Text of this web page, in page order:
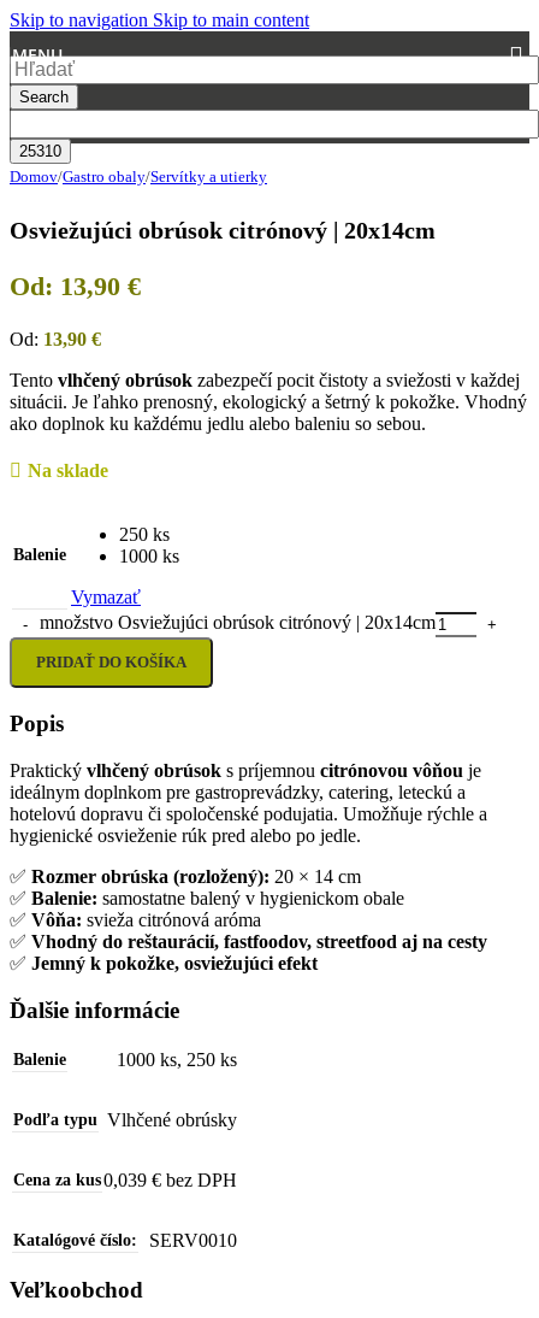
Skip to navigation Skip to main content
MENU
Search
Domov/Gastro obaly/Servítky a utierky
Osviežujúci obrúsok citrónový | 20x14cm
Od: 13,90 €
Od: 13,90 €
Tento vlhčený obrúsok zabezpečí pocit čistoty a sviežosti v každej
situácii. Je ľahko prenosný, ekologický a šetrný k pokožke. Vhodný
ako doplnok ku každému jedlu alebo baleniu so sebou.
Na sklade
Balenie
250 ks
1000 ks
Vymazať
množstvo Osviežujúci obrúsok citrónový | 20x14cm
PRIDAŤ DO KOŠÍKA
Popis
Praktický vlhčený obrúsok s príjemnou citrónovou vôňou je
ideálnym doplnkom pre gastroprevádzky, catering, leteckú a
hotelovú dopravu či spoločenské podujatia. Umožňuje rýchle a
hygienické osvieženie rúk pred alebo po jedle.
✅ Rozmer obrúska (rozložený): 20 × 14 cm
✅ Balenie: samostatne balený v hygienickom obale
✅ Vôňa: svieža citrónová aróma
✅ Vhodný do reštaurácií, fastfoodov, streetfood aj na cesty
✅ Jemný k pokožke, osviežujúci efekt
Ďalšie informácie
Balenie 1000 ks, 250 ks
Podľa typu Vlhčené obrúsky
Cena za kus0,039 € bez DPH
Katalógové číslo: SERV0010
Veľkoobchod